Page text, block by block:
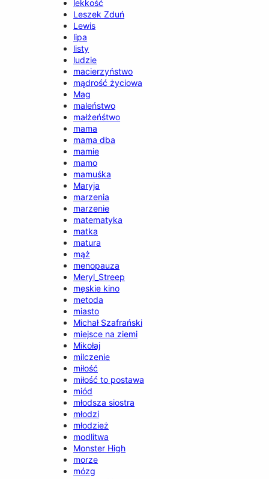
lekkość
Leszek Zduń
Lewis
lipa
listy
ludzie
macierzyństwo
mądrość życiowa
Mag
maleństwo
małżeńśtwo
mama
mama dba
mamie
mamo
mamuśka
Maryja
marzenia
marzenie
matematyka
matka
matura
mąż
menopauza
Meryl_Streep
męskie kino
metoda
miasto
Michał Szafrański
miejsce na ziemi
Mikołaj
milczenie
miłość
miłość to postawa
miód
młodsza siostra
młodzi
młodzież
modlitwa
Monster High
morze
mózg